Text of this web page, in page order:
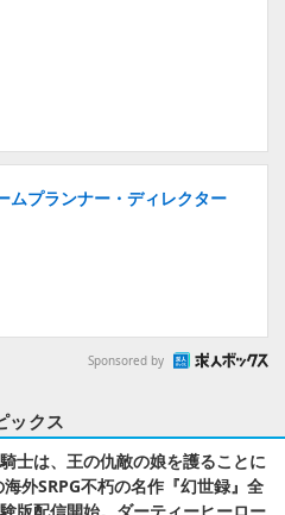
プランナー・ディレクター
Sponsored by
ックス
士は、王の仇敵の娘を護ることに
外SRPG不朽の名作『幻世録』全
版配信開始。ダーティーヒーロー